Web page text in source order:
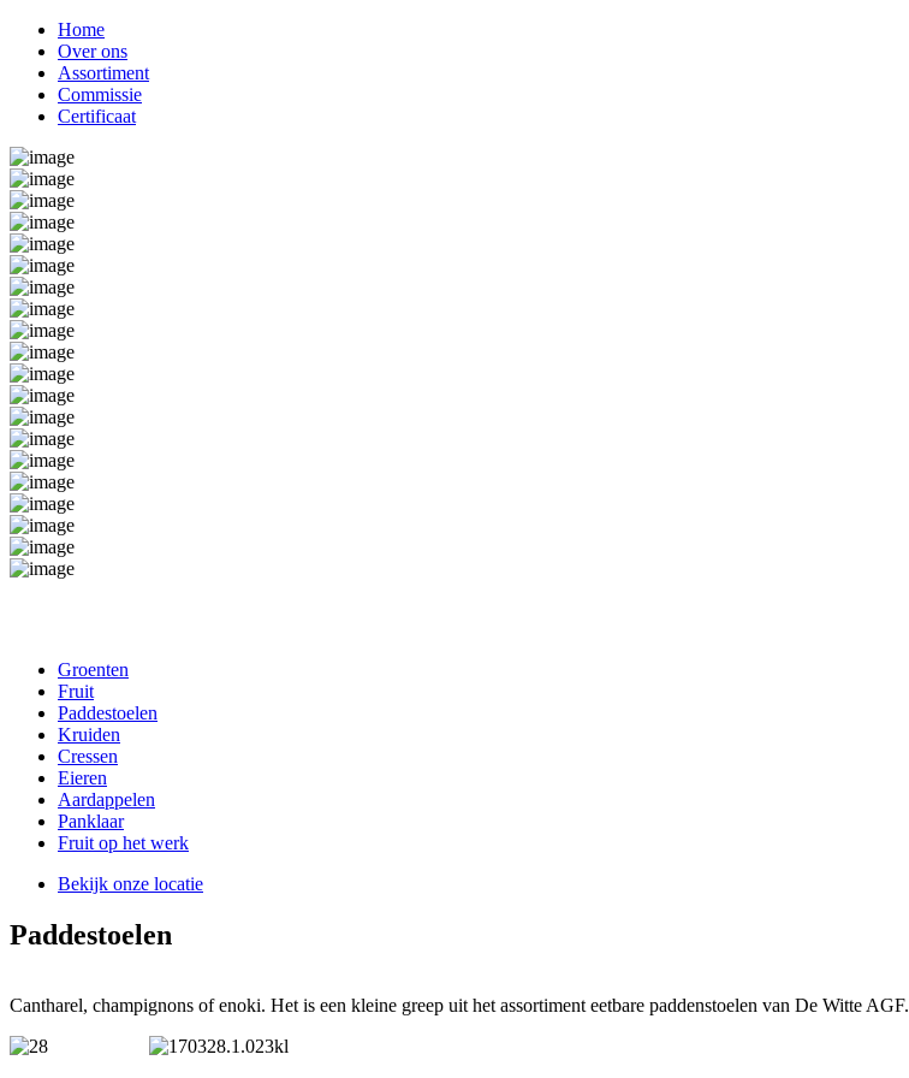
Home
Over ons
Assortiment
Commissie
Certificaat
Groenten
Fruit
Paddestoelen
Kruiden
Cressen
Eieren
Aardappelen
Panklaar
Fruit op het werk
Bekijk onze locatie
Paddestoelen
Cantharel, champignons of enoki. Het is een kleine greep uit het assortiment eetbare paddenstoelen van De Witte AGF.